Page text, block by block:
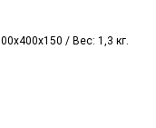
/ Вес: 1,3 кг.